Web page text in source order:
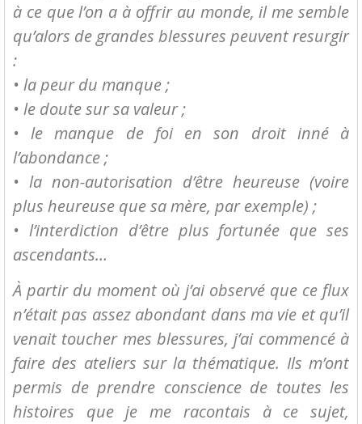
à ce que l’on a à offrir au monde, il me semble
qu’alors de grandes blessures peuvent resurgir
:
• la peur du manque ;
• le doute sur sa valeur ;
• le manque de foi en son droit inné à
l’abondance ;
• la non-autorisation d’être heureuse (voire
plus heureuse que sa mère, par exemple) ;
• l’interdiction d’être plus fortunée que ses
ascendants…
À partir du moment où j’ai observé que ce flux
n’était pas assez abondant dans ma vie et qu’il
venait toucher mes blessures, j’ai commencé à
faire des ateliers sur la thématique. Ils m’ont
permis de prendre conscience de toutes les
histoires que je me racontais à ce sujet,